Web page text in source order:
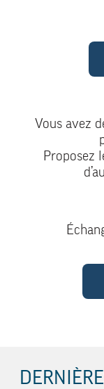
Vous avez
Proposez